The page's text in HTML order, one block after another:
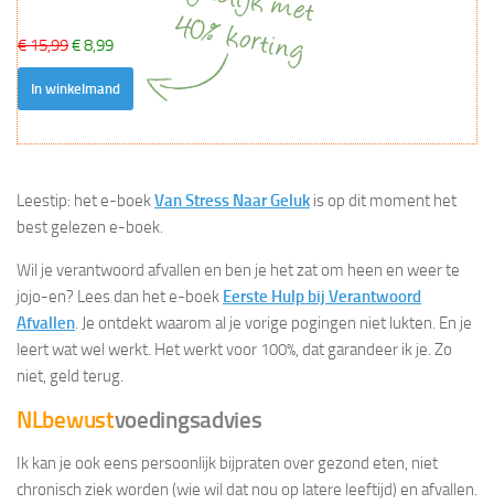
€ 15,99€ 8,99
In winkelmand
Leestip: het e-boekVan Stress Naar Geluk is op dit moment het
best gelezen e-boek.
Wil je verantwoord afvallen en ben je het zat om heen en weer te
jojo-en? Lees dan het e-boek Eerste Hulp bij Verantwoord
Afvallen. Je ontdekt waarom al je vorige pogingen niet lukten. En je
leert wat wel werkt. Het werkt voor 100%, dat garandeer ik je. Zo
niet, geld terug.
NLbewustvoedingsadvies
Ik kan je ook eens persoonlijk bijpraten over gezond eten, niet
chronisch ziek worden (wie wil dat nou op latere leeftijd) en afvallen.